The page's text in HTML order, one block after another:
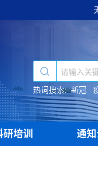
热词搜索: 新冠
研培训 通